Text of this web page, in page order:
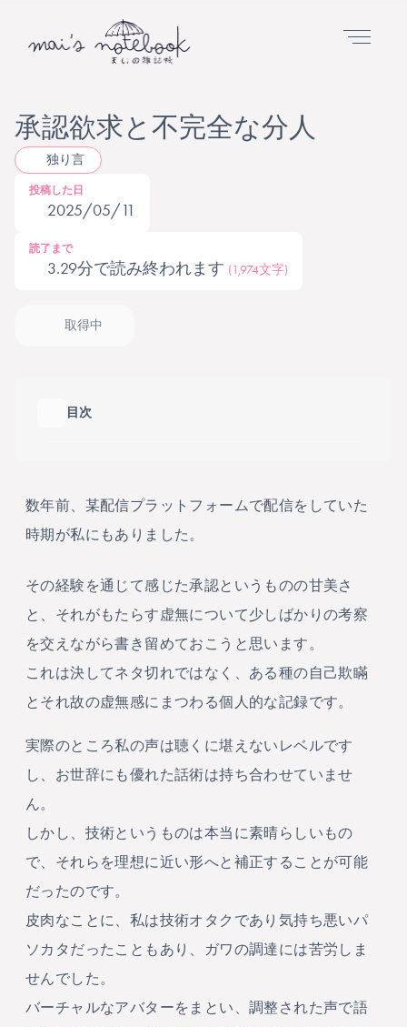
承認欲求と不完全な分人
独り言
投稿した日
2025/05/11
読了まで
3.29分で読み終われます (1,974文字)
取得中
目次
数年前、某配信プラットフォームで配信をしていた
時期が私にもありました。
その経験を通じて感じた承認というものの甘美さ
と、それがもたらす虚無について少しばかりの考察
を交えながら書き留めておこうと思います。
これは決してネタ切れではなく、ある種の自己欺瞞
とそれ故の虚無感にまつわる個人的な記録です。
実際のところ私の声は聴くに堪えないレベルです
し、お世辞にも優れた話術は持ち合わせていませ
ん。
しかし、技術というものは本当に素晴らしいもの
で、それらを理想に近い形へと補正することが可能
だったのです。
皮肉なことに、私は技術オタクであり気持ち悪いパ
ソカタだったこともあり、ガワの調達には苦労しま
せんでした。
バーチャルなアバターをまとい、調整された声で語